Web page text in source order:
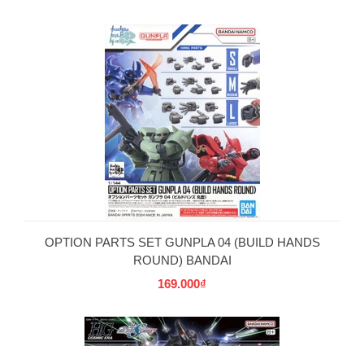
OPTION PARTS SET GUNPLA 04 (BUILD HANDS
ROUND) BANDAI
169.000₫